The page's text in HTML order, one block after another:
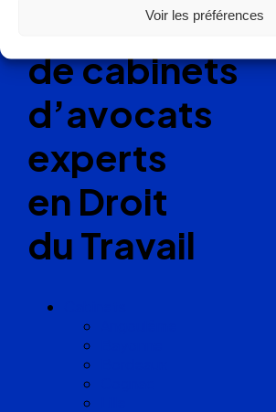
Voir les préférences
Réseau
de cabinets
d’avocats
experts
en Droit
du Travail